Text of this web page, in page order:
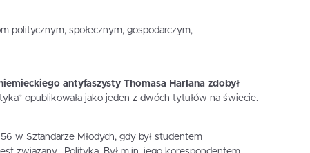
politycznym, społecznym, gospodarczym,
antyfaszysty Thomasa Harlana zdobył
opublikowała jako jeden z dwóch tytułów na świecie.
w Sztandarze Młodych, gdy był studentem